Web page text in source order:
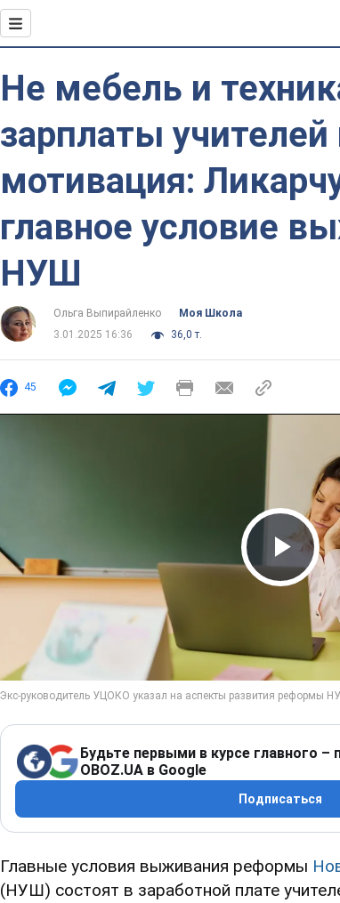
Не мебель и
зарплаты учителей
мотивация:
главное условие
НУШ
Ольга Выпирайленко
Моя Школа
3.01.2025 16:36
36,0 т.
45
Play
Будьте первыми в курсе главного
OBOZ.UA в Google
Подписаться
Главные условия выживания реформы
(НУШ) состоят в заработной плате